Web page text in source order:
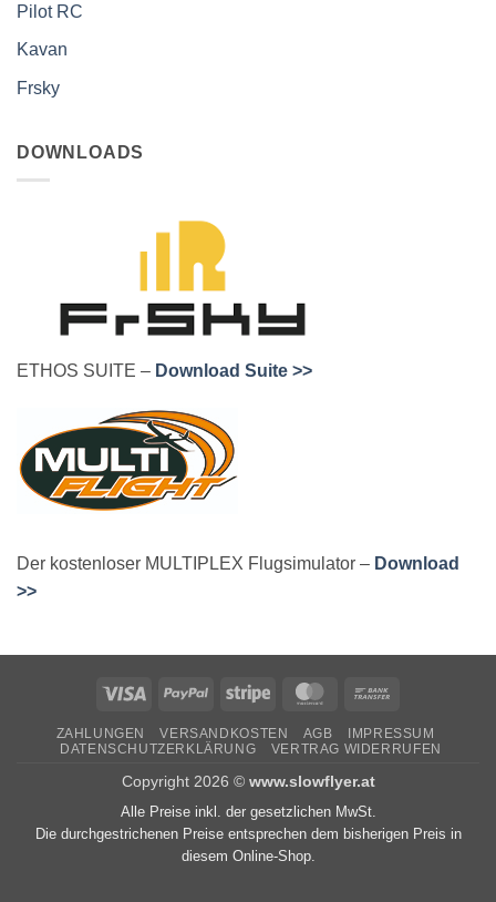
Pilot RC
Kavan
Frsky
DOWNLOADS
ETHOS SUITE – Download Suite >>
Der kostenloser MULTIPLEX Flugsimulator – Download
>>
Visa PayPal Stripe MasterCard
ZAHLUNGEN VERSANDKOSTEN AGB
IMPRESSUM
DATENSCHUTZERKLÄRUNG
VERTRAG WIDERRUFEN
Copyright 2026 © www.slowflyer.at
Alle Preise inkl. der gesetzlichen MwSt.
Die durchgestrichenen Preise entsprechen dem bisherigen Preis in
diesem Online-Shop.